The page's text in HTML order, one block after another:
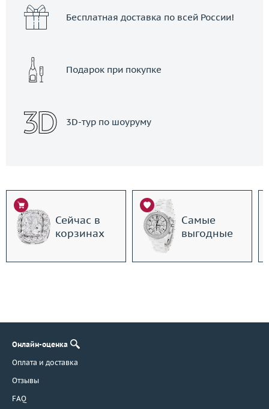
Бесплатная доставка по всей России!
Подарок при покупке
3D-тур по шоуруму
Сейчас в
корзинах
Самые
выгодные
Онлайн-оценка
Оплата и доставка
Отзывы
FAQ